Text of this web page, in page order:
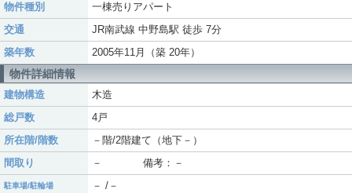
物件種別
一棟売りアパート
交通
JR南武線 中野島駅 徒歩 7分
築年数
2005年11月（築 20年）
物件詳細情報
建物構造
木造
総戸数
4戸
所在階/階数
－階/2階建て（地下－）
間取り
－ 備考：－
駐車場/駐輪場
－ /－